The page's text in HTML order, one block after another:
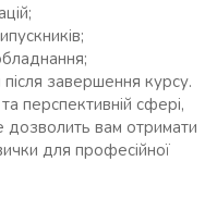
завершення курсу.
перспективній сфері,
дозволить вам отримати
для професійної